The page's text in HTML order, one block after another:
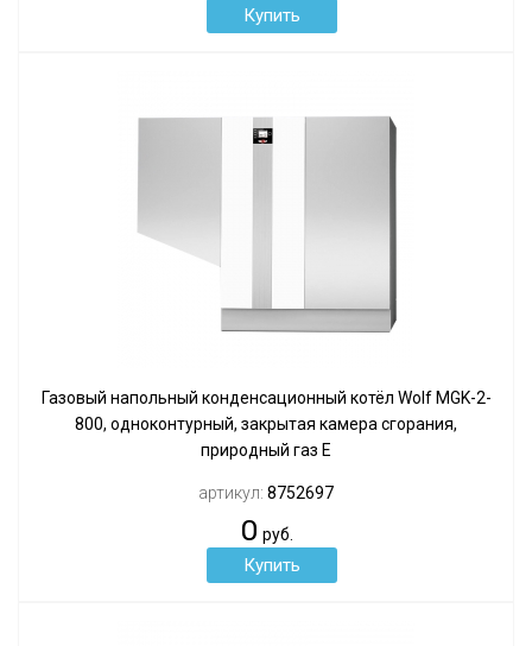
Газовый напольный конденсационный котёл Wolf MGK-2-
800, одноконтурный, закрытая камера сгорания,
природный газ Е
артикул: 8752697
0 руб.